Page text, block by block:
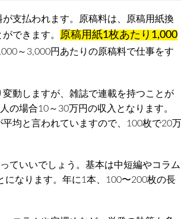
支払われます。原稿料は、原稿用紙換
できます。
原稿用紙1枚あたり1,000
～3,000円あたりの原稿料で仕事をす
動しますが、雑誌で連載を持つことが
の場合10～30万円の収入となります。
均と言われていますので、100枚で20万
ていいでしょう。基本は中短編やコラム
になります。年に1本、100〜200枚の長